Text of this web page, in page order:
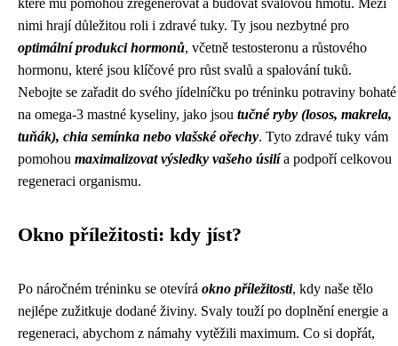
které mu pomohou zregenerovat a budovat svalovou hmotu. Mezi
nimi hrají důležitou roli i zdravé tuky. Ty jsou nezbytné pro
optimální produkci hormonů, včetně testosteronu a růstového
hormonu, které jsou klíčové pro růst svalů a spalování tuků.
Nebojte se zařadit do svého jídelníčku po tréninku potraviny bohaté
na omega-3 mastné kyseliny, jako jsou tučné ryby (losos, makrela,
tuňák), chia semínka nebo vlašské ořechy. Tyto zdravé tuky vám
pomohou maximalizovat výsledky vašeho úsilía podpoří celkovou
regeneraci organismu.
Okno příležitosti: kdy jíst?
Po náročném tréninku se otevírá okno příležitosti, kdy naše tělo
nejlépe zužitkuje dodané živiny. Svaly touží po doplnění energie a
regeneraci, abychom z námahy vytěžili maximum. Co si dopřát,